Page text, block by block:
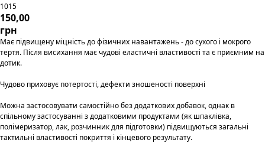
1015
150,00
грн
Має підвищену міцність до фізичних навантажень - до сухого і мокрого
тертя. Після висихання має чудові еластичні властивості та є приємним на
дотик.
Чудово приховує потертості, дефекти зношеності поверхні
Можна застосовувати самостійно без додаткових добавок, однак в
спільному застосуванні з додатковими продуктами (як шпаклівка,
полімеризатор, лак, розчинник для підготовки) підвищуються загальні
тактильні властивості покриття і кінцевого результату.